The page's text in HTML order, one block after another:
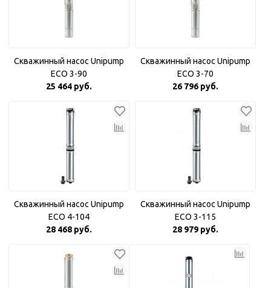
Скважинный насос Unipump
ECO 3-90
25 464 руб.
Скважинный насос Unipump
ECO 3-70
26 796 руб.
Скважинный насос Unipump
ECO 4-104
28 468 руб.
Скважинный насос Unipump
ECO 3-115
28 979 руб.